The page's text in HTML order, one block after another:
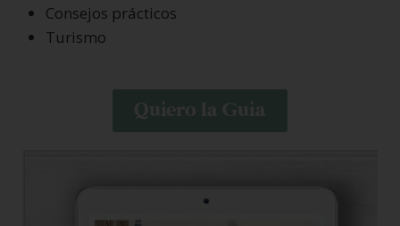
Consejos prácticos
Turismo
Quiero la Guia